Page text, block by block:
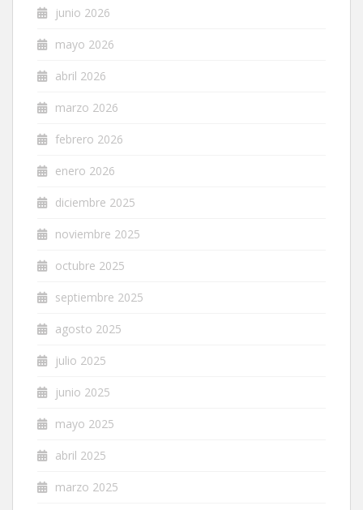
junio 2026
mayo 2026
abril 2026
marzo 2026
febrero 2026
enero 2026
diciembre 2025
noviembre 2025
octubre 2025
septiembre 2025
agosto 2025
julio 2025
junio 2025
mayo 2025
abril 2025
marzo 2025